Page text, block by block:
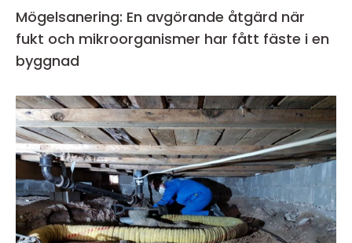
Mögelsanering: En avgörande åtgärd när
fukt och mikroorganismer har fått fäste i en
byggnad